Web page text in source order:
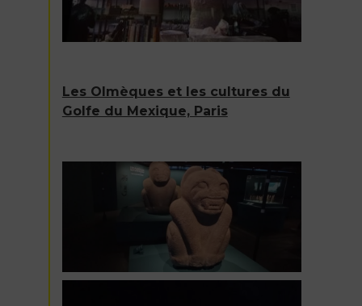
Les Olmèques et les cultures du
Golfe du Mexique, Paris